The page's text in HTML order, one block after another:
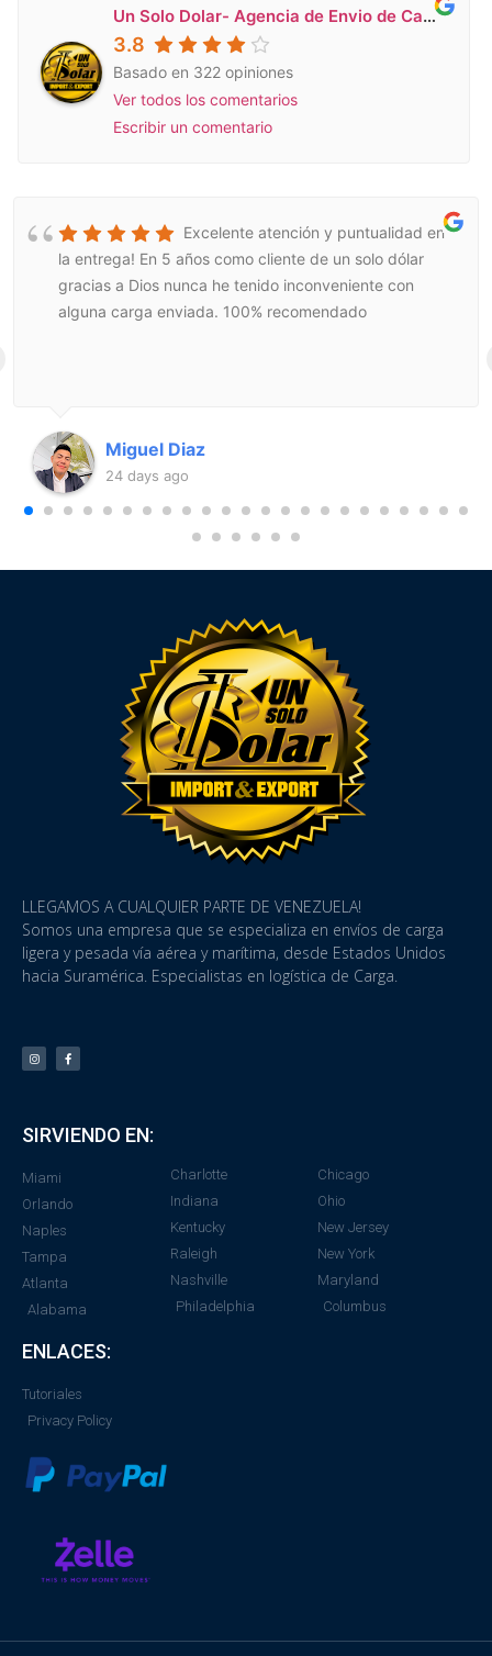
Un Solo Dolar- Agencia de Envio de Carga a Venezuela en Miami
3.8
Basado en 322 opiniones
Ver todos los comentarios
Escribir un comentario
Excelente atención y puntualidad en
la entrega! En 5 años como cliente de un solo dólar
gracias a Dios nunca he tenido inconveniente con
alguna carga enviada. 100% recomendado
Miguel Diaz
24 days ago
LLEGAMOS A CUALQUIER PARTE DE VENEZUELA!
Somos una empresa que se especializa en envíos de carga
ligera y pesada vía aérea y marítima, desde Estados Unidos
hacia Suramérica. Especialistas en logística de Carga.
SIRVIENDO EN:
Miami
Orlando
Naples
Tampa
Atlanta
Alabama
ENLACES:
Tutoriales
Privacy Policy
Charlotte
Indiana
Kentucky
Raleigh
Nashville
Philadelphia
Chicago
Ohio
New Jersey
New York
Maryland
Columbus